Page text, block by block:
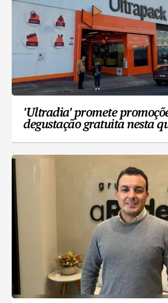
'Ultradia' promete
degustação gratuita nesta